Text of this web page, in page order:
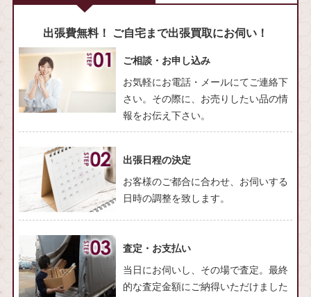
出張費無料！ ご自宅まで出張買取にお伺い！
ご相談・お申し込み
お気軽にお電話・メールにてご連絡下
さい。その際に、お売りしたい品の情
報をお伝え下さい。
出張日程の決定
お客様のご都合に合わせ、お伺いする
日時の調整を致します。
査定・お支払い
当日にお伺いし、その場で査定。最終
的な査定金額にご納得いただけました